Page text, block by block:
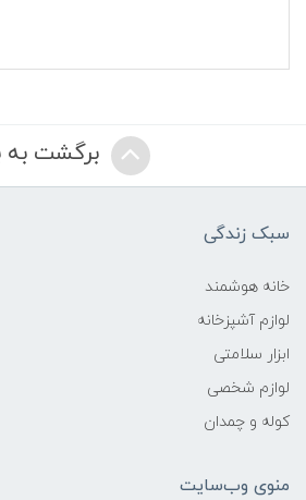
برگشت به
سبک زندگی
خانه هوشمند
لوازم آشپزخانه
ابزار سلامتی
لوازم شخصی
کوله و چمدان
منوی وب‌سایت